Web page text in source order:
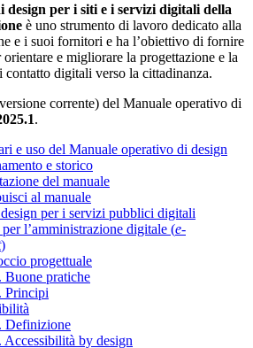
per i siti e i servizi digitali della
è uno strumento di lavoro dedicato alla
e i suoi fornitori e ha l’obiettivo di fornire
e migliorare la progettazione e la
digitali verso la cittadinanza.
corrente) del Manuale operativo di
.
e uso del Manuale operativo di design
e storico
del manuale
al manuale
per i servizi pubblici digitali
l’amministrazione digitale (e-
)
progettuale
Buone pratiche
Principi
Definizione
Accessibilità by design